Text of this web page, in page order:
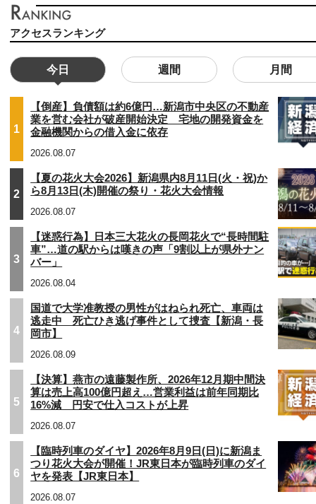
アクセスランキング
今日 週間 月間
1
【倒産】負債額は約6億円…新潟市中央区の不動産
業を営む会社が破産開始決定 宅地の開発資金を
金融機関からの借入金に依存
2026.08.07
2
【夏の花火大会2026】新潟県内8月11日(火・祝)か
ら8月13日(木)開催の祭り・花火大会情報
2026.08.07
3
【迷惑行為】日本三大花火の長岡花火で“長時間駐
車”…道の駅からは嘆きの声「9割以上が県外ナン
バー」
2026.08.04
4
国道で大学准教授の男性がはねられ死亡、車両は
逃走中 死亡ひき逃げ事件として捜査【新潟・長
岡市】
2026.08.09
5
【決算】燕市の遠藤製作所、2026年12月期中間決
算は売上高100億円超え…営業利益は前年同期比
16%減 円安で仕入コストが上昇
2026.08.07
6
【臨時列車のダイヤ】2026年8月9日(日)に新潟ま
つり花火大会が開催！JR東日本が臨時列車のダイ
ヤを発表【JR東日本】
2026.08.07